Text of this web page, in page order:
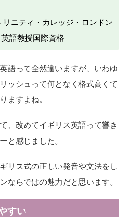
ニティ・カレッジ・ロンドン
語教授国際資格
語って全然違いますが、いわゆ
ッシュって何となく格式高くて
ますよね。
、改めてイギリス英語って響き
と感じました。
リス式の正しい発音や文法をし
ならではの魅力だと思います。
すい